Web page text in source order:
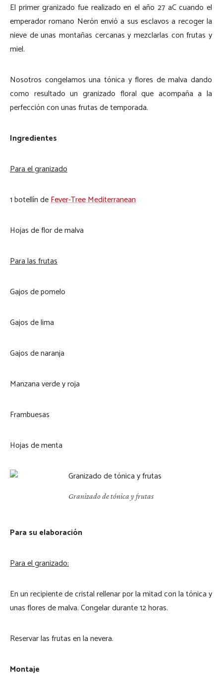
El primer granizado fue realizado en el año 27 aC cuando el
emperador romano Nerón envió a sus esclavos a recoger la
nieve de unas montañas cercanas y mezclarlas con frutas y
miel.
Nosotros congelamos una tónica y flores de malva dando
como resultado un granizado floral que acompaña a la
perfección con unas frutas de temporada.
Ingredientes
Para el granizado
1 botellín deFever-Tree Mediterranean
Hojas de flor de malva
Para las frutas
Gajos de pomelo
Gajos de lima
Gajos de naranja
Manzana verde y roja
Frambuesas
Hojas de menta
Granizado de tónica y frutas
Para su elaboración
Para el granizado:
En un recipiente de cristal rellenar por la mitad con la tónica y
unas flores de malva. Congelar durante 12 horas.
Reservar las frutas en la nevera.
Montaje